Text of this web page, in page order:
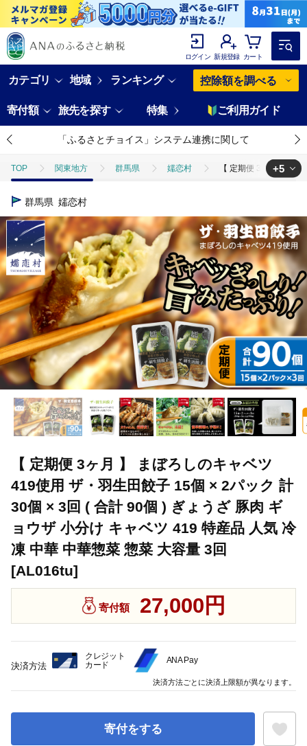
ログイン 新規登録 カート
カテゴリ 地域 ランキング 控除額を調べる
寄付額 旅先を探す 特集 ご利用ガイド
「ふるさとチョイス」システム連携に関して
TOP 関東地方 群馬県 嬬恋村 【 定期便 3ヶ月 】 ま
TOP
TOP 野菜 ほかの野菜 【 定期便 3ヶ月 】 まぼろしのキャ
TOP 定期便 【 定期便 3ヶ月 】 まぼろしのキャベツ419使用 ザ・
TOP 定期便 ほかの定期便 【 定期便 3ヶ月 】 まぼろしの
TOP 加工食品 【 定期便 3ヶ月 】 まぼろしのキャベツ419使用 ザ
+5
群馬県 嬬恋村
【 定期便 3ヶ月 】 まぼろしのキャベツ
419使用 ザ・羽生田餃子 15個 × 2パック 計
30個 × 3回 ( 合計 90個 ) ぎょうざ 豚肉 ギ
ョウザ 小分け キャベツ 419 特産品 人気 冷
凍 中華 中華惣菜 惣菜 大容量 3回
[AL016tu]
寄付額 27,000円
寄付をする
決済方法
クレジット
カード
ANA Pay
決済方法ごとに決済上限額が異なります。